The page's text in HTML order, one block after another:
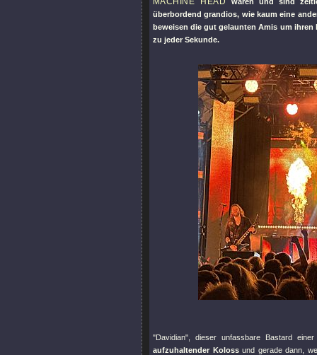
überbordend grandios, wie kaum eine
beweisen die gut gelaunten Amis um
zu jeder Sekunde.
"Davidian" , dieser unfassbare Bastard
aufzuhaltender Kolossund gerade dann,